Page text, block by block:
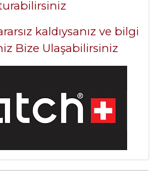
kaldıysanız ve bilgi
Bize Ulaşabilirsiniz